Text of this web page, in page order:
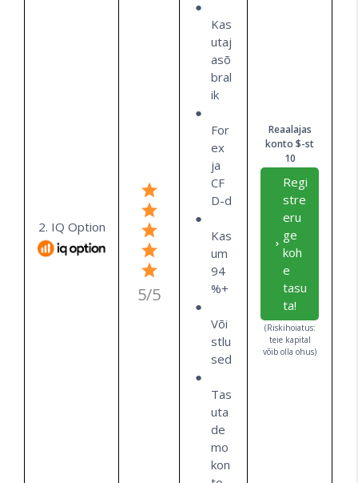
2. IQ Option
5/5
Kas
utaj
asõ
bral
ik
For
ex
ja
CF
D-d
Kas
um
94
%+
Või
stlu
sed
Tas
uta
de
mo
kon
Reaalajas
konto $-st
10
Regi
stre
eru
ge
koh
e
tasu
ta!
(Riskihoiatus:
teie kapital
võib olla ohus)